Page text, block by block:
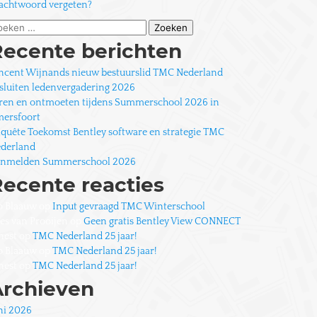
vergeten?
berichten
Wijnands nieuw bestuurslid TMC Nederland
ledenvergadering 2026
en ontmoeten tijdens Summerschool 2026 in
Toekomst Bentley software en strategie TMC
Summerschool 2026
reacties
Input gevraagd TMC Winterschool
Geen gratis Bentley View CONNECT
TMC Nederland 25 jaar!
TMC Nederland 25 jaar!
TMC Nederland 25 jaar!
2026